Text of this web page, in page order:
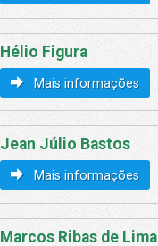
Hélio Figura
Mais informações
Jean Júlio Bastos
Mais informações
Marcos Ribas de Lima